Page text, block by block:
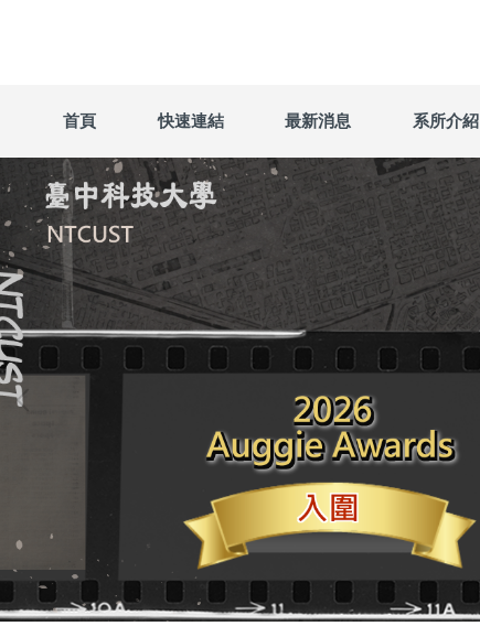
區
首頁 快速連結 最新消息 系所介紹